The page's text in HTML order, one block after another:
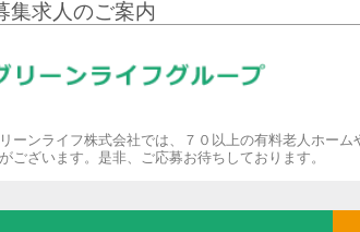
集求人のご案内
ーンライフ株式会社では、７０以上の有料老人ホー
ざいます。是非、ご応募お待ちしております。